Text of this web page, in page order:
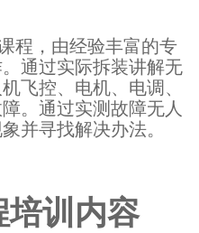
程，由经验丰富的专
通过实际拆装讲解无
飞控、电机、电调、
。通过实测故障无人
并寻找解决办法。
培训内容